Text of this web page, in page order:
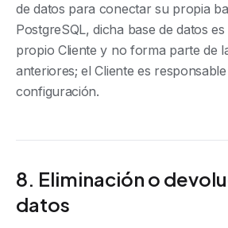
de datos para conectar su propia
PostgreSQL, dicha base de datos
propio Cliente y no forma parte de
anteriores; el Cliente es
configuración.
8. Eliminación o
datos